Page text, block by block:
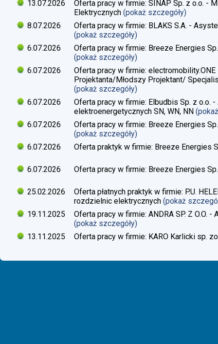
13.07.2026
Oferta pracy w firmie: SINAP Sp. z o.o. -
Elektrycznych (pokaż szczegóły)
8.07.2026
Oferta pracy w firmie: BLAKS S.A. -
(pokaż szczegóły)
6.07.2026
Oferta pracy w firmie: Breeze Energies
(pokaż szczegóły)
6.07.2026
Oferta pracy w firmie:
Projektanta/Młodszy Projektant/
(pokaż szczegóły)
6.07.2026
Oferta pracy w firmie: Elbudbis Sp. z
elektroenergetycznych SN, WN, NN
6.07.2026
Oferta pracy w firmie: Breeze Energies
(pokaż szczegóły)
6.07.2026
Oferta praktyk w firmie: Breeze Energies
6.07.2026 Oferta pracy w firmie: Breeze Energies
25.02.2026
Oferta płatnych praktyk w firmie: P.U.
rozdzielnic elektrycznych (pokaż
19.11.2025
Oferta pracy w firmie: ANDRA SP. Z O.O.
(pokaż szczegóły)
13.11.2025
Oferta pracy w firmie: KARO Karlicki sp.